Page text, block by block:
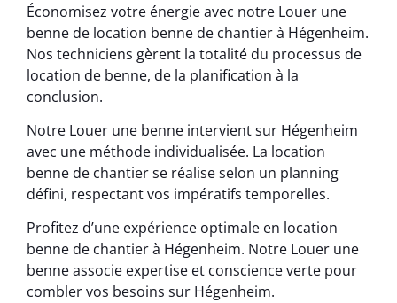
Économisez votre énergie avec notre Louer une
benne de location benne de chantier à Hégenheim.
Nos techniciens gèrent la totalité du processus de
location de benne, de la planification à la
conclusion.
Notre Louer une benne intervient sur Hégenheim
avec une méthode individualisée. La location
benne de chantier se réalise selon un planning
défini, respectant vos impératifs temporelles.
Profitez d’une expérience optimale en location
benne de chantier à Hégenheim. Notre Louer une
benne associe expertise et conscience verte pour
combler vos besoins sur Hégenheim.